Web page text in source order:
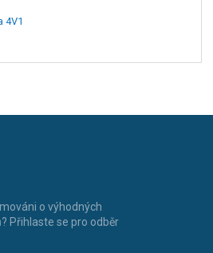
4V1
o výhodných
Přihlaste se pro odběr